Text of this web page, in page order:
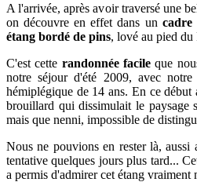
A l'arrivée, après avoir traversé une
on découvre en effet dans un cadre
étang bordé de pins, lové au pied
C'est cette randonnée facile que
notre séjourd'été 2009, avec
hémiplégique de 14 ans. En ce début
brouillard qui dissimulait le paysage
mais que nenni, impossible de
Nous ne pouvions en rester là, aussi
tentative quelques jours plus tard...
a permis d'admirer cet étang vraiment